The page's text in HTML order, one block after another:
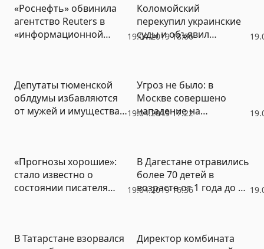
Елены Панфиловой об
особенностях
национальной
19.04.2019 18:06
«Роснефть» обвинила
агентство Reuters в
«информационной
Коломойский
перекупил украинские
суды и объявил
19.04.2019 17:22
Депутаты тюменской
облдумы избавляются
от мужей и имущества
Угроз не было: в
Москве совершено
нападение на
19.04.2019 16:36
«Прогнозы хорошие»:
стало известно о
состоянии писателя
В Дагестане отравились
более 70 детей в
возрасте от 1 года до 6
В Татарстане взорвался
Директор комбината